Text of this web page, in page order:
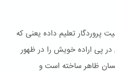
پروردگار تعلیم داده یعنی که
پی اراده خویش را در ظهور
ظاهر ساخته است و